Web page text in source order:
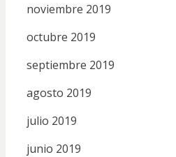
noviembre 2019
octubre 2019
septiembre 2019
agosto 2019
julio 2019
junio 2019